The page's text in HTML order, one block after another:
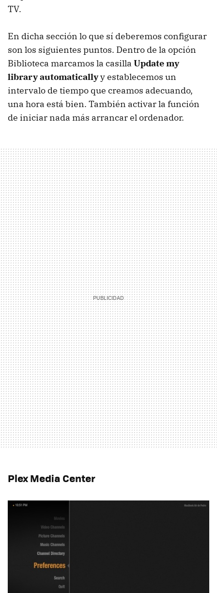
TV.
En dicha sección lo que sí deberemos configurar
son los siguientes puntos. Dentro de la opción
Biblioteca marcamos la casilla Update my
library automaticallyy establecemos un
intervalo de tiempo que creamos adecuando,
una hora está bien. También activar la función
de iniciar nada más arrancar el ordenador.
Plex Media Center